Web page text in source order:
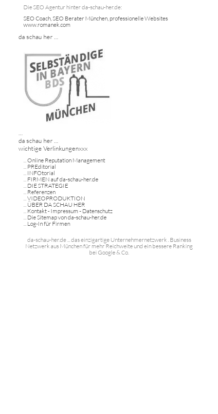
Die SEO Agentur hinter da-schau-her.de:
SEO Coach, SEO Berater München, professionelle Websites
www.romanek.com
da schau her ...
da schau her ...
wichtige Verlinkungenxxx
Online Reputation Management
PREditorial
INFOtorial
FIRMEN auf da-schau-her.de
DIE STRATEGIE
Referenzen
VIDEOPRODUKTION
ÜBER DA SCHAU HER
Kontakt - Impressum - Datenschutz
Die Sitemap von da-schau-her.de
Log-In für Firmen
da-schau-her.de ... das einzigartige Unternehmernetzwerk . Business
Netzwerk aus München für mehr Reichweite und ein bessere Ranking
bei Google & Co.